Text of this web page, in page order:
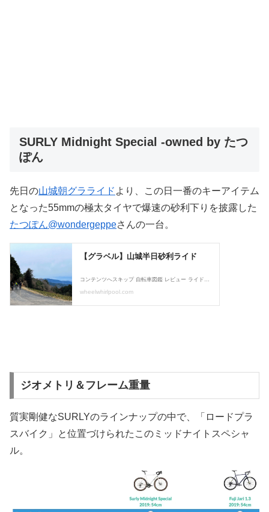
SURLY Midnight Special -owned by たつ
ぽん
先日の山城朝グラライド より、この日一番のキーアイテム
となった55mmの極太タイヤで爆速の砂利下りを披露した
たつぽん@wondergeppeさんの一台。
ジオメトリ＆フレーム重量
質実剛健なSURLYのラインナップの中で、「ロードプラ
スバイク」と位置づけられたこのミッドナイトスペシャ
ル。